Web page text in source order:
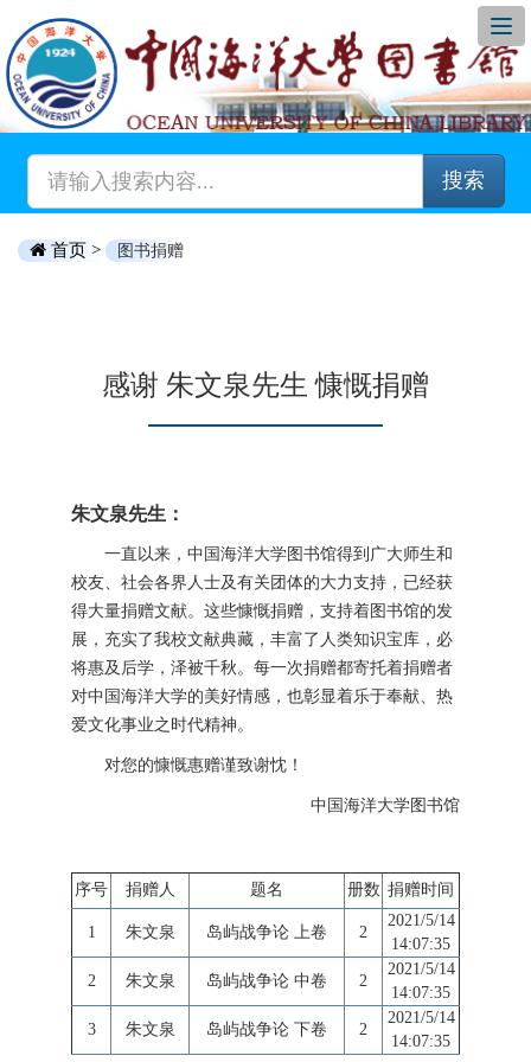
搜索
首页 > 图书捐赠
感谢 朱文泉先生 慷慨捐赠
朱文泉先生：
一直以来，中国海洋大学图书馆得到广大师生和
校友、社会各界人士及有关团体的大力支持，已经获
得大量捐赠文献。这些慷慨捐赠，支持着图书馆的发
展，充实了我校文献典藏，丰富了人类知识宝库，必
将惠及后学，泽被千秋。每一次捐赠都寄托着捐赠者
对中国海洋大学的美好情感，也彰显着乐于奉献、热
爱文化事业之时代精神。
对您的慷慨惠赠谨致谢忱！
中国海洋大学图书馆
序号 捐赠人 题名 册数 捐赠时间
1 朱文泉 岛屿战争论 上卷 2
2021/5/14
14:07:35
2 朱文泉 岛屿战争论 中卷 2
2021/5/14
14:07:35
3 朱文泉 岛屿战争论 下卷 2
2021/5/14
14:07:35